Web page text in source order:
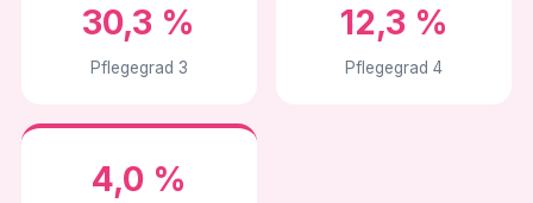
30,3 %
Pflegegrad 3
12,3 %
Pflegegrad 4
4,0 %